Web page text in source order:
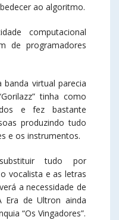
ao algoritmo.
computacional
de programadores
virtual parecia
tinha como
e fez bastante
produzindo tudo
e os instrumentos.
tudo por
vocalista e as letras
a necessidade de
Era de Ultron ainda
“Os Vingadores”.